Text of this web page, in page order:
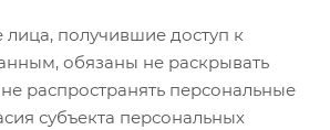
получившие доступ к
обязаны не раскрывать
распространять персональные
субъекта персональных